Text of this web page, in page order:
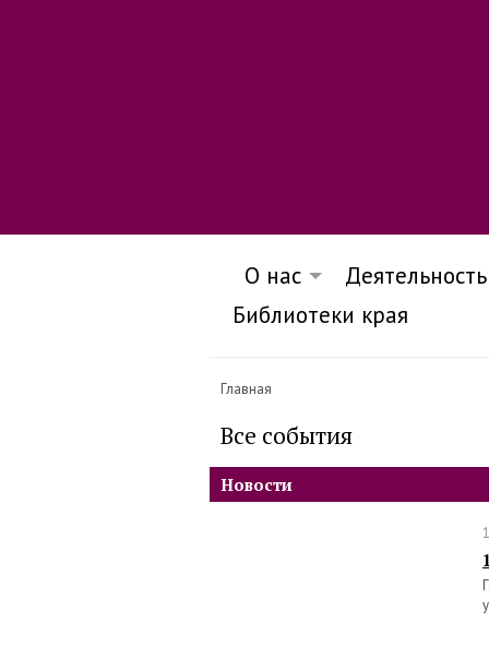
О нас Деятельность
Библиотеки края
Главная
Все события
Новости